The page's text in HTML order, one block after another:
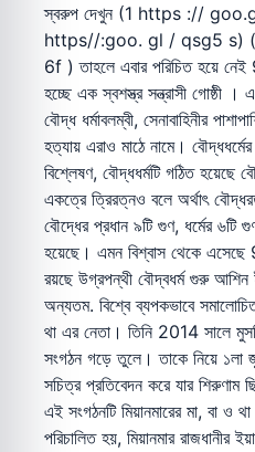
স্বরুপ দেখুন (1 https ://
https//:goo. gl / qsg5 s)
6f ) তাহলে এবার পরিচিত হয়ে নেই
হচ্ছে এক স্বশস্ত্র সন্ত্রাসী গোষ্ঠী ।
বৌদ্ধ ধর্মাবলম্বী, সেনাবাহিনীর
হত্যায় এরাও মাঠে নামে।
বিশ্লেষণ, বৌদ্ধধর্মটি গঠিত
একত্রে ত্রিরত্নও বলে অর্থাৎ
বৌদ্ধের প্রধান ৯টি গুণ, ধর্মের ৬টি
হয়েছে। এমন বিশ্বাস থেকে
রয়ছে উগ্রপন্থী বৌদ্বধর্ম গুরু আশিন
অন্যতম. বিশ্বে ব্যপকভাবে
থা এর নেতা। তিনি 2014 সালে
সংগঠন গড়ে তুলে। তাকে নিয়ে ১লা
সচিত্র প্রতিবেদন করে যার শিরুণাম
এই সংগঠনটি মিয়ানমারের মা, বা ও
পরিচালিত হয়, মিয়ানমার রাজধানীর